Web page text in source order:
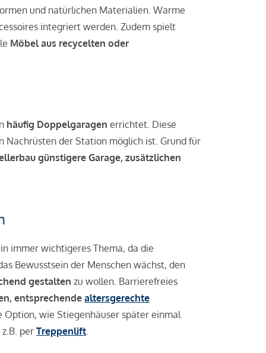
und natürlichen Materialien. Warme
integriert werden. Zudem spielt
Möbel aus recycelten oder
häufig Doppelgaragen errichtet. Diese
Nachrüsten der Station möglich ist. Grund für
günstigere Garage, zusätzlichen
immer wichtigeres Thema, da die
Bewusstsein der Menschen wächst, den
gestalten zu wollen. Barrierefreies
entsprechende altersgerechte
Option, wie Stiegenhäuser später einmal
per Treppenlift